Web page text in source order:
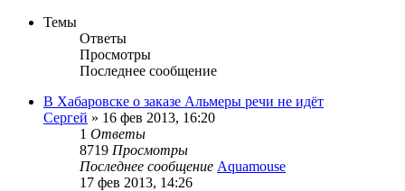
Темы
Ответы
Просмотры
Последнее сообщение
В Хабаровске о заказе Альмеры речи не идёт
Сергей » 16 фев 2013, 16:20
1 Ответы
8719 Просмотры
Последнее сообщение Aquamouse
17 фев 2013, 14:26